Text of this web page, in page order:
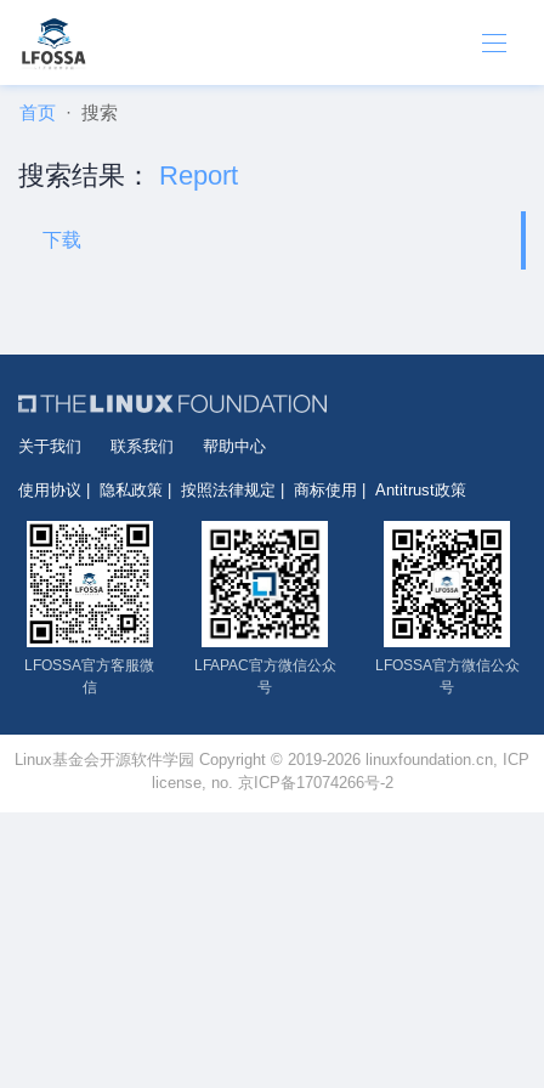
首页 搜索
搜索结果： Report
下载
关于我们 联系我们 帮助中心
使用协议 隐私政策 按照法律规定 商标使用 Antitrust政策
LFOSSA官方客服微
信
LFAPAC官方微信公众
号
LFOSSA官方微信公众
号
Linux基金会开源软件学园 Copyright © 2019-2026 linuxfoundation.cn, ICP
license, no. 京ICP备17074266号-2